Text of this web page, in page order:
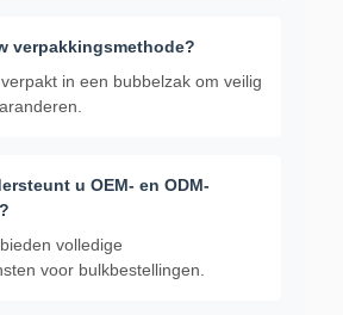
verpakkingsmethode?
in een bubbelzak om veilig
u OEM- en ODM-
volledige
voor bulkbestellingen.